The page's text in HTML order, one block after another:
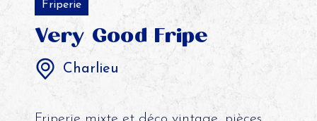
Friperie
Very Good Fripe
Charlieu